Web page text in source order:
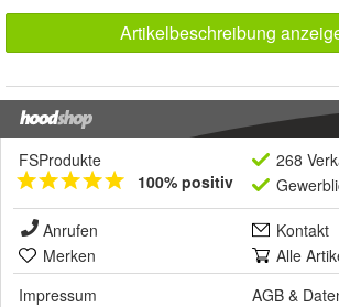
Artikelbeschreibung
FSProdukte
100% positiv
268
Anrufen
Kontakt
Merken
Alle
Impressum
AGB &